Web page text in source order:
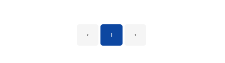
‹ 1 ›